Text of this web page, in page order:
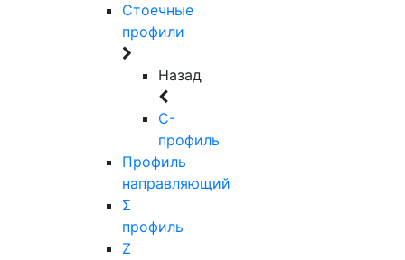
Стоечные
профили
Назад
C-
профиль
Профиль
направляющий
Σ
профиль
Z